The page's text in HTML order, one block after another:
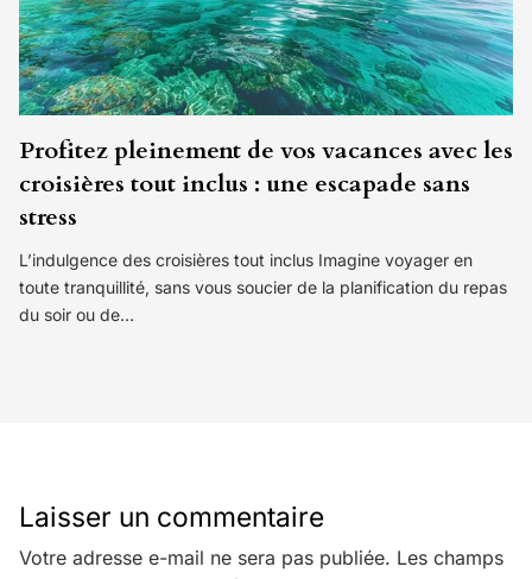
Profitez pleinement de vos vacances avec les
croisières tout inclus : une escapade sans
stress
L’indulgence des croisières tout inclus Imagine voyager en
toute tranquillité, sans vous soucier de la planification du repas
du soir ou de…
Laisser un commentaire
Votre adresse e-mail ne sera pas publiée. Les champs